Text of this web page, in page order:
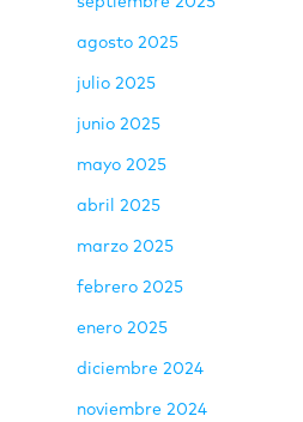
agosto 2025
julio 2025
junio 2025
mayo 2025
abril 2025
marzo 2025
febrero 2025
enero 2025
diciembre 2024
noviembre 2024